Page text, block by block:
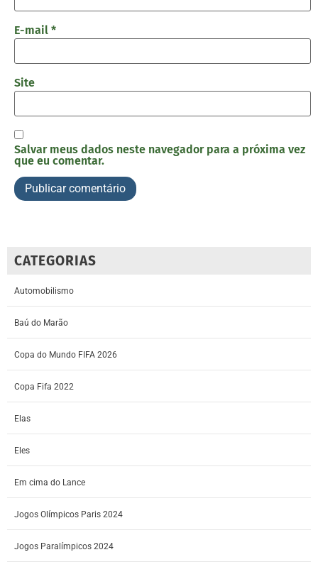
E-mail *
Site
Salvar meus dados neste navegador para a próxima vez
que eu comentar.
CATEGORIAS
Automobilismo
Baú do Marão
Copa do Mundo FIFA 2026
Copa Fifa 2022
Elas
Eles
Em cima do Lance
Jogos Olímpicos Paris 2024
Jogos Paralímpicos 2024